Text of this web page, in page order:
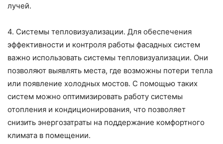
лучей.
4. Системы тепловизуализации. Для обеспечения
эффективности и контроля работы фасадных систем
важно использовать системы тепловизуализации. Они
позволяют выявлять места, где возможны потери тепла
или появление холодных мостов. С помощью таких
систем можно оптимизировать работу системы
отопления и кондиционирования, что позволяет
снизить энергозатраты на поддержание комфортного
климата в помещении.